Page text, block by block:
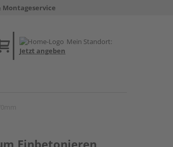
Montageservice
Mein Standort:
Jetzt angeben
Einbetonieren